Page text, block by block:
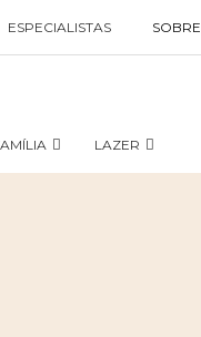
ESPECIALISTAS SOBRE
LAZER